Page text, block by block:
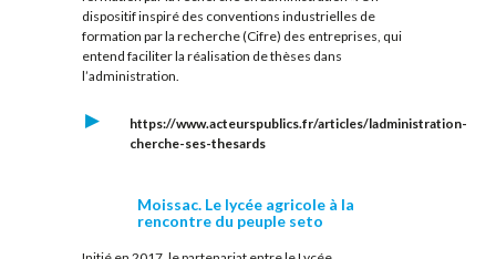
dispositif inspiré des conventions industrielles de
formation par la recherche (Cifre) des entreprises, qui
entend faciliter la réalisation de thèses dans
l’administration.
https://www.acteurspublics.fr/articles/ladministration-
cherche-ses-thesards
Moissac. Le lycée agricole à la
rencontre du peuple seto